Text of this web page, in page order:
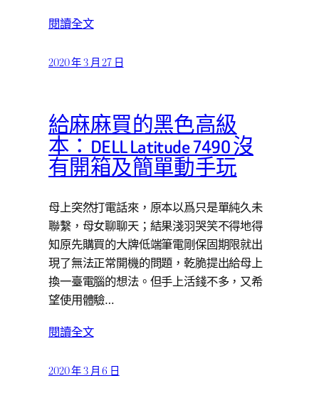
閱讀全文
2020 年 3 月 27 日
給麻麻買的黑色高級
本：DELL Latitude 7490 沒
有開箱及簡單動手玩
母上突然打電話來，原本以爲只是單純久未
聯繫，母女聊聊天；結果淺羽哭笑不得地得
知原先購買的大牌低端筆電剛保固期限就出
現了無法正常開機的問題，乾脆提出給母上
換一臺電腦的想法。但手上活錢不多，又希
望使用體驗…
閱讀全文
2020 年 3 月 6 日